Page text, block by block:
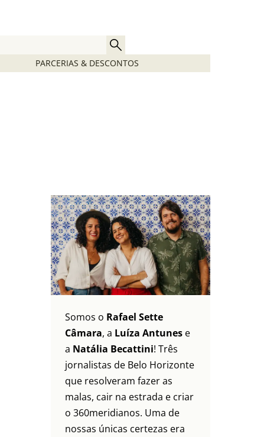
PARCERIAS & DESCONTOS
Somos o Rafael Sette
Câmara, a Luíza Antunes e
a Natália Becattini! Três
jornalistas de Belo Horizonte
que resolveram fazer as
malas, cair na estrada e criar
o 360meridianos. Uma de
nossas únicas certezas era